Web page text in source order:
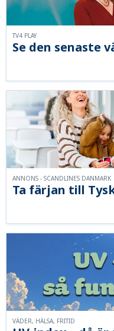
Se den senaste
TV4 PLAY
Ta färjan till
ANNONS - SCANDLINES DANMARK
VÄDER, HÄLSA, FRITID